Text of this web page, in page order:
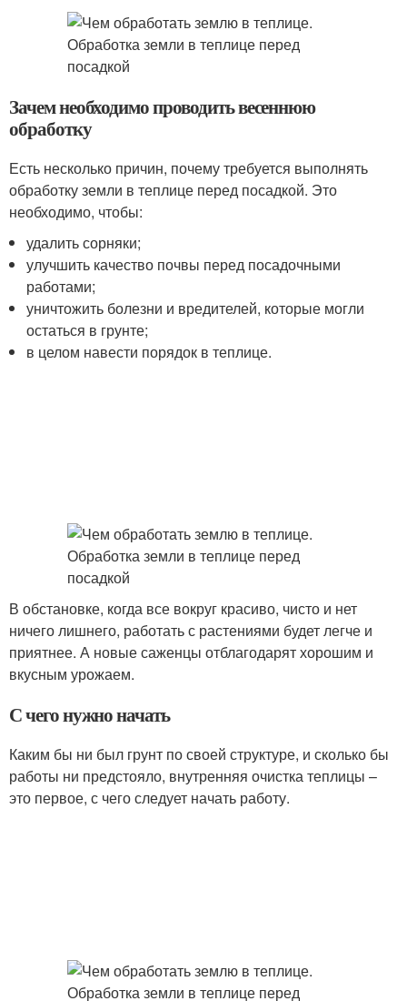
Зачем необходимо проводить весеннюю
обработку
Есть несколько причин, почему требуется выполнять
обработку земли в теплице перед посадкой. Это
необходимо, чтобы:
удалить сорняки;
улучшить качество почвы перед посадочными
работами;
уничтожить болезни и вредителей, которые могли
остаться в грунте;
в целом навести порядок в теплице.
В обстановке, когда все вокруг красиво, чисто и нет
ничего лишнего, работать с растениями будет легче и
приятнее. А новые саженцы отблагодарят хорошим и
вкусным урожаем.
С чего нужно начать
Каким бы ни был грунт по своей структуре, и сколько бы
работы ни предстояло, внутренняя очистка теплицы –
это первое, с чего следует начать работу.